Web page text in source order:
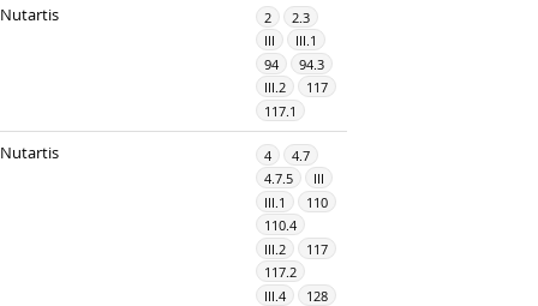
Nutartis 2
2.3
III
III.1
94
94.3
III.2
117
117.1
Nutartis 4
4.7
4.7.5
III
III.1
110
110.4
III.2
117
117.2
III.4
128